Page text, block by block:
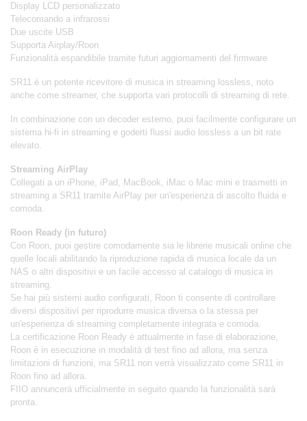
Display LCD personalizzato
Telecomando a infrarossi
Due uscite USB
Supporta Airplay/Roon
Funzionalità espandibile tramite futuri aggiornamenti del firmware
SR11 è un potente ricevitore di musica in streaming lossless, noto
anche come streamer, che supporta vari protocolli di streaming di rete.
In combinazione con un decoder esterno, puoi facilmente configurare un
sistema hi-fi in streaming e goderti flussi audio lossless a un bit rate
elevato.
Streaming AirPlay
Collegati a un iPhone, iPad, MacBook, iMac o Mac mini e trasmetti in
streaming a SR11 tramite AirPlay per un'esperienza di ascolto fluida e
comoda.
Roon Ready (in futuro)
Con Roon, puoi gestire comodamente sia le librerie musicali online che
quelle locali abilitando la riproduzione rapida di musica locale da un
NAS o altri dispositivi e un facile accesso al catalogo di musica in
streaming.
Se hai più sistemi audio configurati, Roon ti consente di controllare
diversi dispositivi per riprodurre musica diversa o la stessa per
un'esperienza di streaming completamente integrata e comoda.
La certificazione Roon Ready è attualmente in fase di elaborazione,
Roon è in esecuzione in modalità di test fino ad allora, ma senza
limitazioni di funzioni, ma SR11 non verrà visualizzato come SR11 in
Roon fino ad allora.
FIIO annuncerà ufficialmente in seguito quando la funzionalità sarà
pronta.